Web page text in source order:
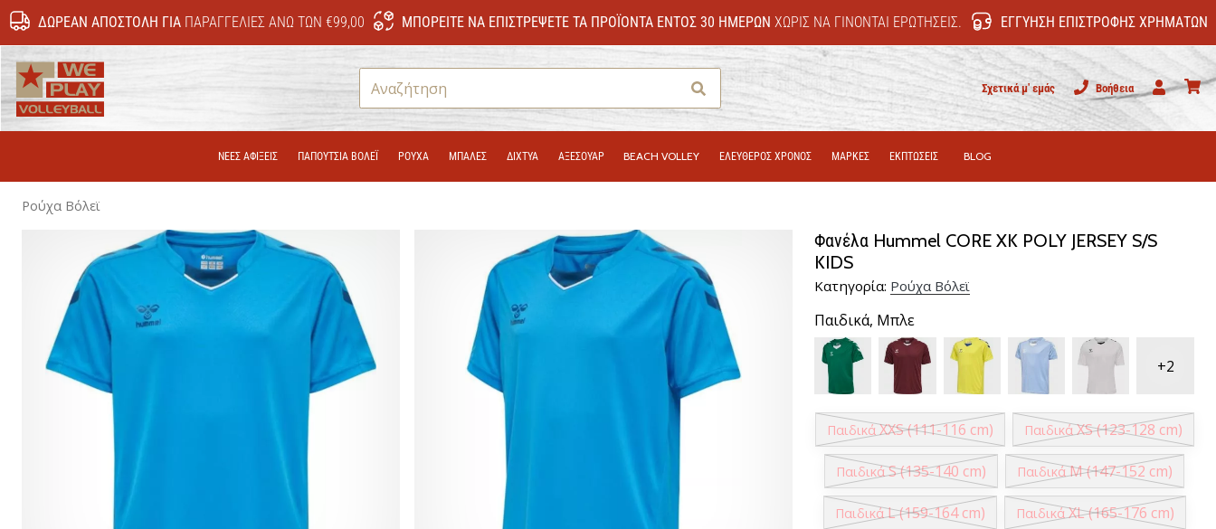
ΔΩΡΕΆΝ ΑΠΟΣΤΟΛΉ ΓΙΑΠΑΡΑΓΓΕΛΊΕΣ ΆΝΩ ΤΩΝ €99,00 ΜΠΟΡΕΊΤΕ ΝΑ ΕΠΙΣΤΡΈΨΕΤΕ ΤΑ ΠΡΟΪΌΝΤΑ ΕΝΤΌΣ 30 ΗΜΕΡΏΝ ΧΩΡΊΣ ΝΑ ΓΊΝΟΝΤΑΙ ΕΡΩΤΉΣΕΙΣ. ΕΓΓΎΗΣΗ ΕΠΙΣΤΡΟΦΉΣ ΧΡΗΜΆΤΩΝ
Αναζήτηση Σχετικά μ' εμάς
Βοήθεια
Χρήστης
ΝΕΕΣ ΑΦΙΞΕΙΣ ΠΑΠΟΎΤΣΙΑ ΒΌΛΕΪ ΡΟΎΧΑ ΜΠΑΛΕΣ ΔΊΧΤΥΑ ΑΞΕΣΟΥΑΡ BEACH VOLLEY ΕΛΕΥΘΕΡΟΣ ΧΡΟΝΟΣ ΜΑΡΚΕΣ ΕΚΠΤΩΣΕΙΣ BLOG
Ρούχα Βόλεϊ
Φανέλα Hummel CORE XK POLY JERSEY S/S
KIDS
Κατηγορία: Ρούχα Βόλεϊ
Παιδικά, Μπλε
+2
Παιδικά XXS (111-116 cm) Παιδικά XS (123-128 cm)
Παιδικά S (135-140 cm) Παιδικά M (147-152 cm)
Παιδικά L (159-164 cm) Παιδικά XL (165-176 cm)